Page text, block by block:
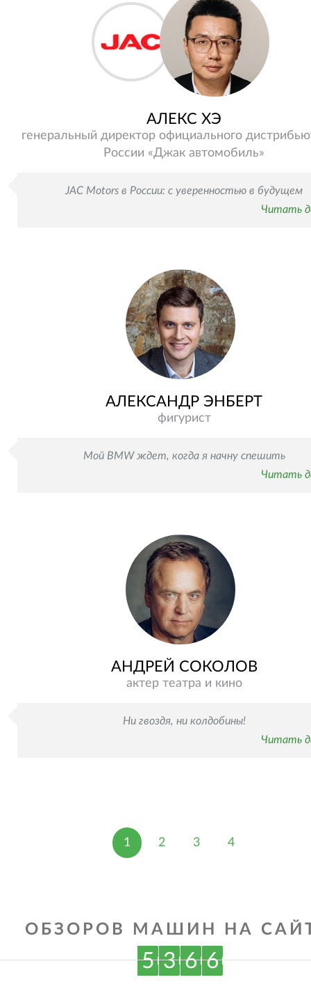
АЛЕКС XЭ
генеральный директор официального
России «Джак автомобиль»
JAC Motors в России: с уверенностью в будущем
Читать
АЛЕКСАНДР ЭНБЕРТ
фигурист
Мой BMW ждет, когда я начну спешить
Читать
АНДРЕЙ СОКОЛОВ
актер театра и кино
Ни гвоздя, ни колдобины!
Читать
1 2 3 4
ОБЗОРОВ МАШИН НА
5 3 6 6